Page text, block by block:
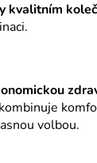
kvalitním
volbou.